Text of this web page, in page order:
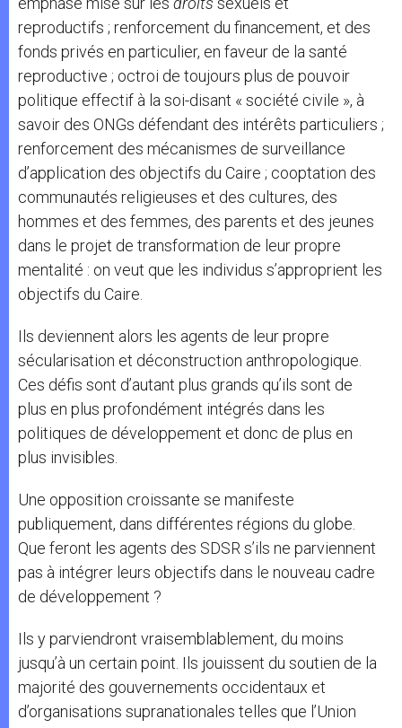
reproductifs ; renforcement du financement, et des
fonds privés en particulier, en faveur de la santé
reproductive ; octroi de toujours plus de pouvoir
politique effectif à la soi-disant « société civile », à
savoir des ONGs défendant des intérêts particuliers ;
renforcement des mécanismes de surveillance
d’application des objectifs du Caire ; cooptation des
communautés religieuses et des cultures, des
hommes et des femmes, des parents et des jeunes
dans le projet de transformation de leur propre
mentalité : on veut que les individus s’approprient les
objectifs du Caire.
Ils deviennent alors les agents de leur propre
sécularisation et déconstruction anthropologique.
Ces défis sont d’autant plus grands qu’ils sont de
plus en plus profondément intégrés dans les
politiques de développement et donc de plus en
plus invisibles.
Une opposition croissante se manifeste
publiquement, dans différentes régions du globe.
Que feront les agents des SDSR s’ils ne parviennent
pas à intégrer leurs objectifs dans le nouveau cadre
de développement ?
Ils y parviendront vraisemblablement, du moins
jusqu’à un certain point. Ils jouissent du soutien de la
majorité des gouvernements occidentaux et
d’organisations supranationales telles que l’Union